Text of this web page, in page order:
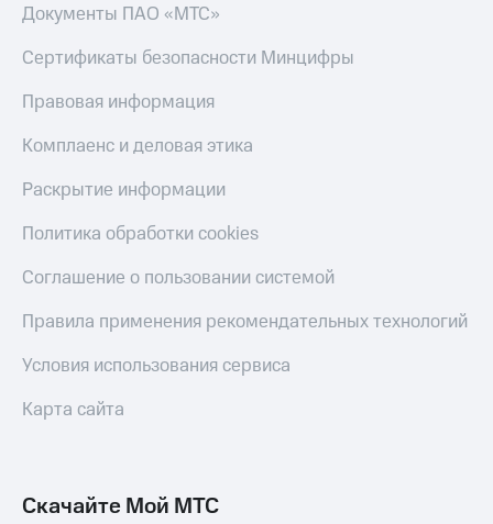
Документы ПАО «МТС»
Сертификаты безопасности Минцифры
Правовая информация
Комплаенс и деловая этика
Раскрытие информации
Политика обработки cookies
Соглашение о пользовании системой
Правила применения рекомендательных технологий
Условия использования сервиса
Карта сайта
Скачайте Мой МТС